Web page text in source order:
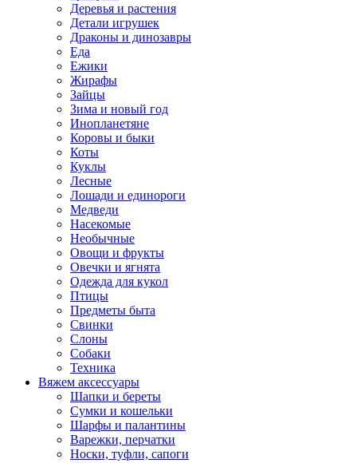
Деревья и растения
Детали игрушек
Драконы и динозавры
Еда
Ежики
Жирафы
Зайцы
Зима и новый год
Инопланетяне
Коровы и быки
Коты
Куклы
Лесные
Лошади и единороги
Медведи
Насекомые
Необычные
Овощи и фрукты
Овечки и ягнята
Одежда для кукол
Птицы
Предметы быта
Свинки
Слоны
Собаки
Техника
Вяжем аксессуары
Шапки и береты
Сумки и кошельки
Шарфы и палантины
Варежки, перчатки
Носки, туфли, сапоги